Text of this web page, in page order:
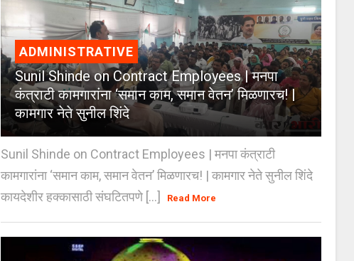
ADMINISTRATIVE
Sunil Shinde on Contract Employees | मनपा
कंत्राटी कामगारांना ‘समान काम, समान वेतन’ मिळणारच! |
कामगार नेते सुनील शिंदे
Sunil Shinde on Contract Employees | मनपा कंत्राटी
कामगारांना ‘समान काम, समान वेतन’ मिळणारच! | कामगार नेते सुनील शिंदे
कायदेशीर हक्कासाठी संघटितपणे [...]
Read More